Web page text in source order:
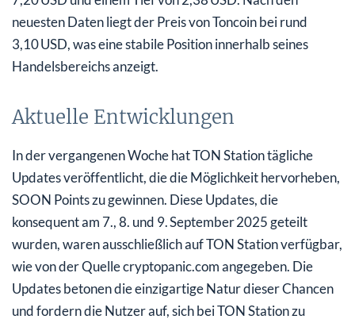
neuesten Daten liegt der Preis von Toncoin bei rund
3,10 USD, was eine stabile Position innerhalb seines
Handelsbereichs anzeigt.
Aktuelle Entwicklungen
In der vergangenen Woche hat TON Station tägliche
Updates veröffentlicht, die die Möglichkeit hervorheben,
SOON Points zu gewinnen. Diese Updates, die
konsequent am 7., 8. und 9. September 2025 geteilt
wurden, waren ausschließlich auf TON Station verfügbar,
wie von der Quelle cryptopanic.com angegeben. Die
Updates betonen die einzigartige Natur dieser Chancen
und fordern die Nutzer auf, sich bei TON Station zu